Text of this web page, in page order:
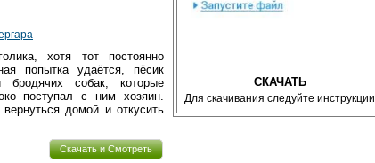
СКАЧАТЬ
Для скачивания следуйте инструкции
хотя тот постоянно
попытка удаётся, пёсик
бродячих собак, которые
поступал с ним хозяин.
домой и откусить
Скачать и Смотреть